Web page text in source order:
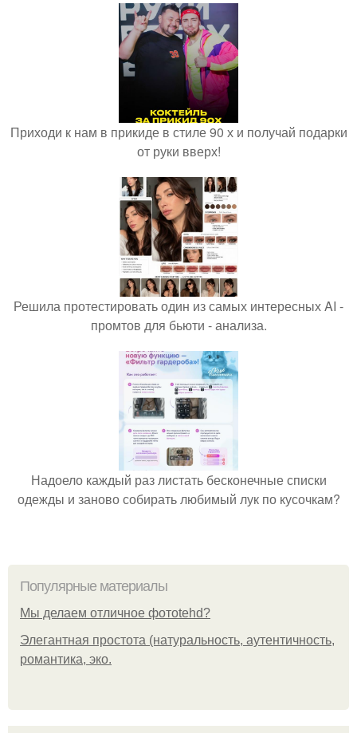
Приходи к нам в прикиде в стиле 90 х и получай подарки
от руки вверх!
Решила протестировать один из самых интересных AI -
промтов для бьюти - анализа.
Надоело каждый раз листать бесконечные списки
одежды и заново собирать любимый лук по кусочкам?
Популярные материалы
Мы делаем отличное фотоtehd?
Элегантная простота (натуральность, аутентичность,
романтика, эко.